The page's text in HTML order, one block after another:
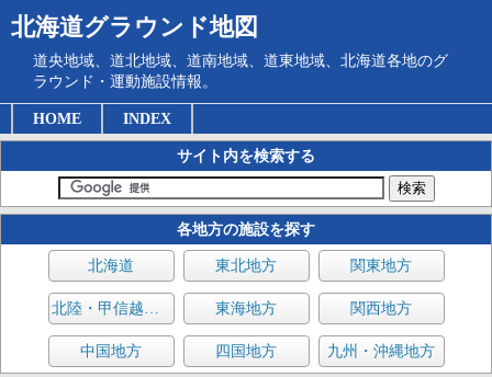
北海道グラウンド地図
道央地域、道北地域、道南地域、道東地域、北海道各地のグ
ラウンド・運動施設情報。
HOME INDEX
サイト内を検索する
各地方の施設を探す
北海道 東北地方 関東地方
北陸・甲信越地方 東海地方 関西地方
中国地方 四国地方 九州・沖縄地方